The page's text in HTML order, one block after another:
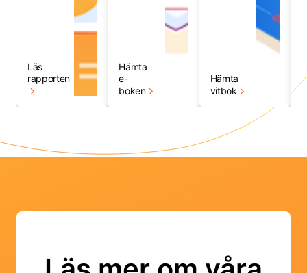
Läs
rapporten
Hämta
e-
boken
Hämta
vitbok